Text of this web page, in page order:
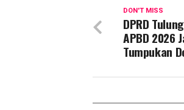
DON'T MISS
DPRD
APBD 2026
Tumpukan